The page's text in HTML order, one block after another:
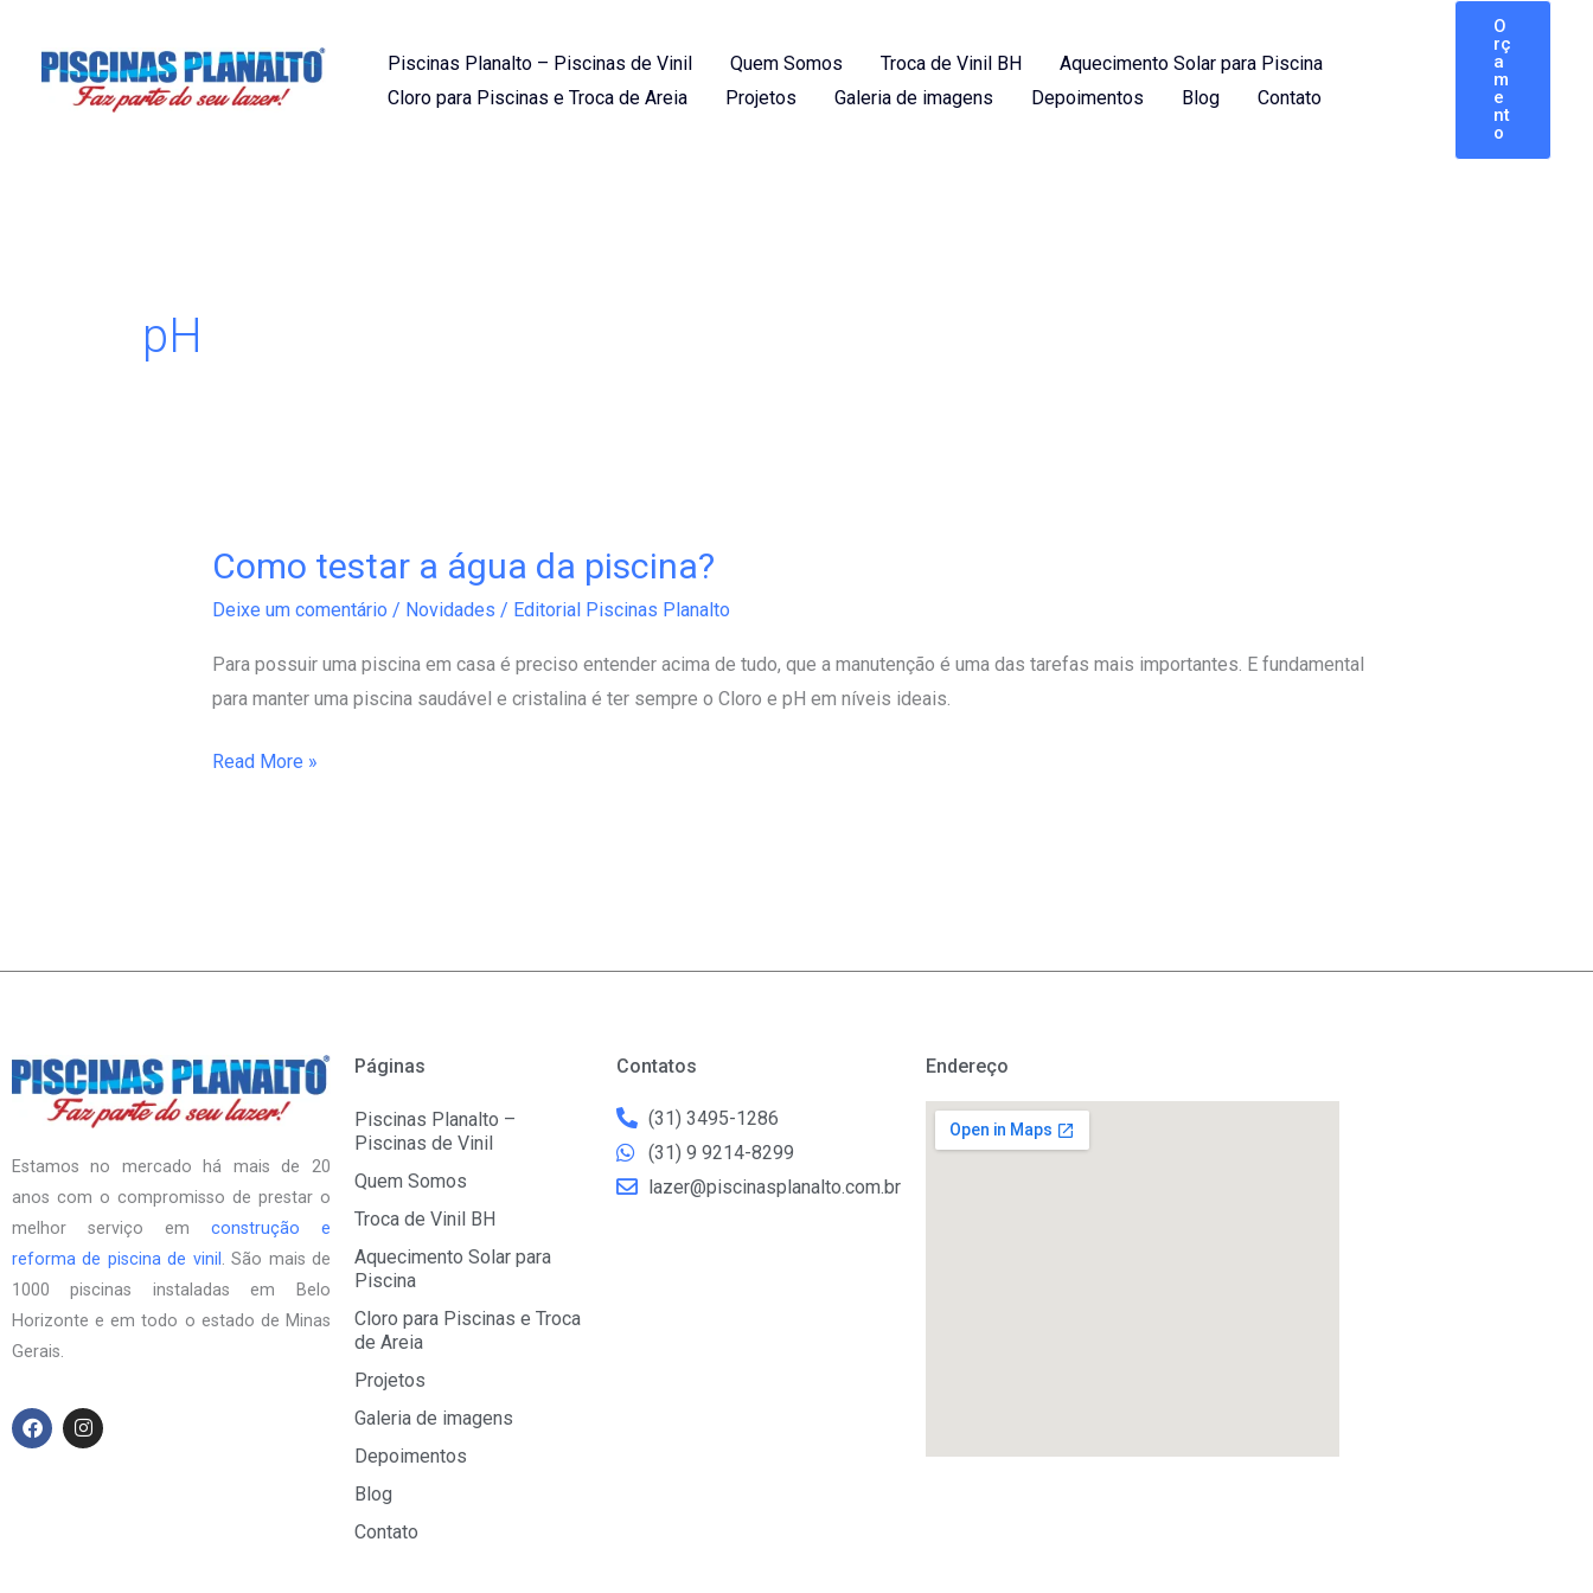
Piscinas Planalto – Piscinas de Vinil Quem Somos Troca de Vinil BH
Aquecimento Solar para Piscina
Cloro para Piscinas e Troca de Areia
Projetos Galeria de imagens Depoimentos Blog Contato
O
rç
a
m
e
nt
o
pH
Como testar a água da piscina?
Deixe um comentário / Novidades / Editorial Piscinas Planalto
Para possuir uma piscina em casa é preciso entender acima de tudo, que a manutenção é uma das tarefas mais importantes. E fundamental
para manter uma piscina saudável e cristalina é ter sempre o Cloro e pH em níveis ideais.
Como
água
da
Read More »
Estamos no mercado há mais de 20
anos com o compromisso de prestar o
melhor serviço em construção e
reforma de piscina de vinil . São mais de
1000 piscinas instaladas em Belo
Horizonte e em todo o estado de Minas
Gerais.
F
a
c
I
n
s
Páginas
Piscinas Planalto –
Piscinas de Vinil
Quem Somos
Troca de Vinil BH
Aquecimento Solar para
Piscina
Cloro para Piscinas e Troca
de Areia
Projetos
Galeria de imagens
Depoimentos
Blog
Contato
Contatos
(31) 3495-1286
(31) 9 9214-8299
lazer@piscinasplanalto.com.br
Endereço